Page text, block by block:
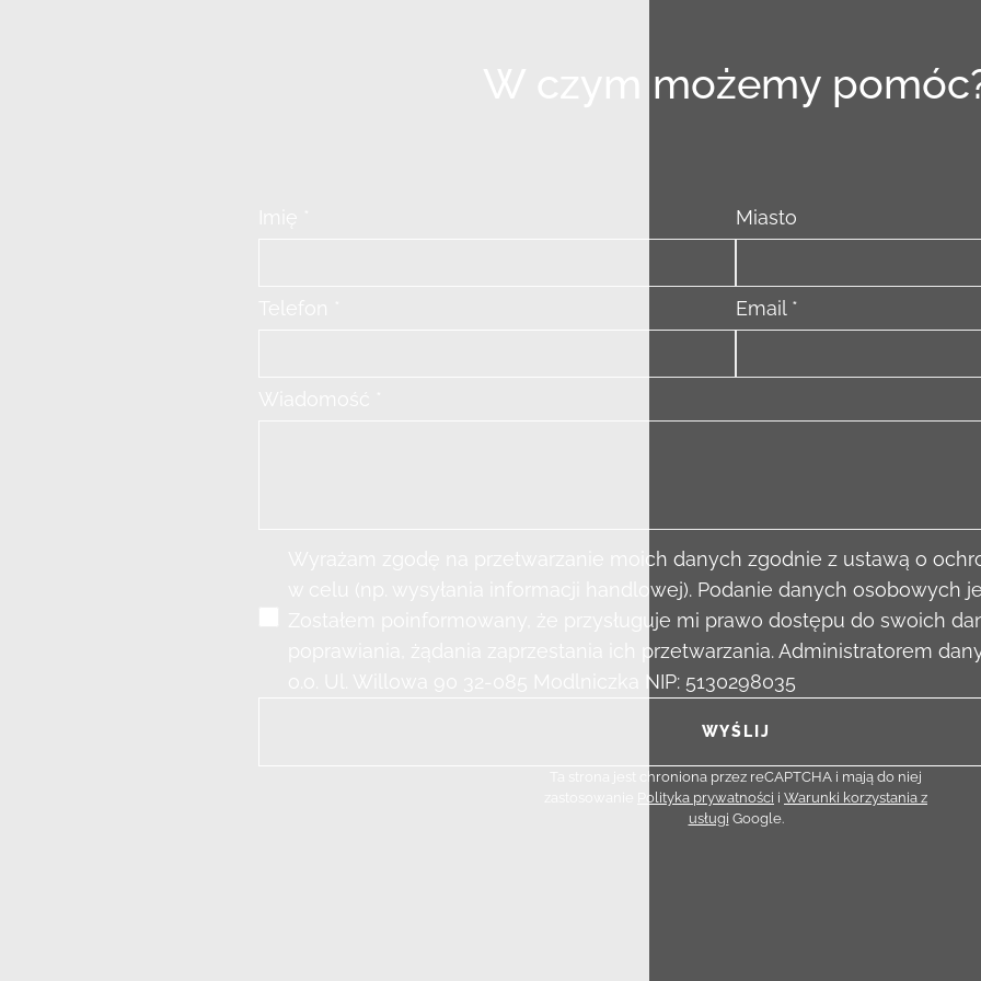
W czym możemy
Miasto
Email *
Wyrażam zgodę na przetwarzanie moich danych zgodnie z ustawą o
w celu (np. wysyłania informacji handlowej). Podanie danych osobowych
Zostałem poinformowany, że przysługuje mi prawo dostępu do swoich
poprawiania, żądania zaprzestania ich przetwarzania. Administratorem
o.o. Ul. Willowa 90 32-085 Modlniczka NIP: 5130298035
Ta strona jest chroniona przez reCAPTCHA i mają do niej
Polityka prywatności i Warunki korzystania z
usługi Google.